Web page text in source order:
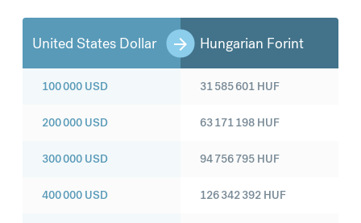
United States Dollar Hungarian Forint
100 000 USD
200 000 USD
300 000 USD
400 000 USD
31 585 601 HUF
63 171 198 HUF
94 756 795 HUF
126 342 392 HUF